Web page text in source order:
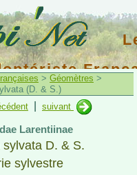
> Géomètres >
(D. & S.)
suivant
Larentiinae
sylvata D. & S.
sylvestre